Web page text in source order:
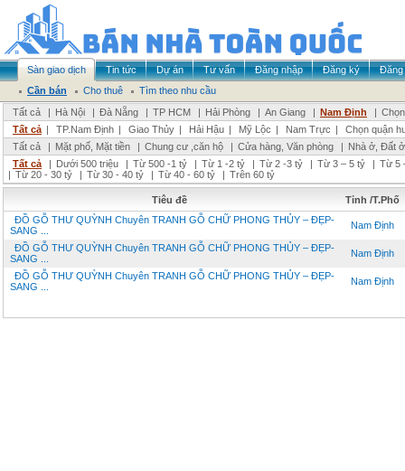
Sàn giao dịch Tin tức Dự án Tư vấn Đăng nhập Đăng ký
Đăng
Cần bán
Cho thuê
Tìm theo nhu cầu
Tất cả
| Hà Nội | Đà Nẵng | TP HCM | Hải Phòng | An Giang | Nam Định |
Tất cả | TP.Nam Định | Giao Thủy | Hải Hậu | Mỹ Lộc | Nam Trực |
Chọn quận
Tất cả
| Mặt phố, Mặt tiền | Chung cư ,căn hộ | Cửa hàng, Văn phòng | Nhà ở, Đất ở
Tất cả
| Dưới 500 triệu | Từ 500 -1 tỷ | Từ 1 -2 tỷ | Từ 2 -3 tỷ | Từ 3 – 5 tỷ | Từ 5
| Từ 20 - 30 tỷ | Từ 30 - 40 tỷ | Từ 40 - 60 tỷ | Trên 60 tỷ
Tiêu đề
Tỉnh /T.Phố
ĐỒ GỖ THƯ QUỲNH Chuyên TRANH GỖ CHỮ PHONG THỦY – ĐẸP-
SANG ...
Nam Định
ĐỒ GỖ THƯ QUỲNH Chuyên TRANH GỖ CHỮ PHONG THỦY – ĐẸP-
SANG ...
Nam Định
ĐỒ GỖ THƯ QUỲNH Chuyên TRANH GỖ CHỮ PHONG THỦY – ĐẸP-
SANG ...
Nam Định